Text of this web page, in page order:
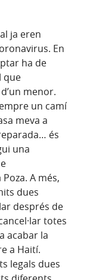
ja eren
En
ha de
que
menor.
un camí
meva a
és
una
A més,
dues
després de
totes
acabar la
a Haití.
legals dues